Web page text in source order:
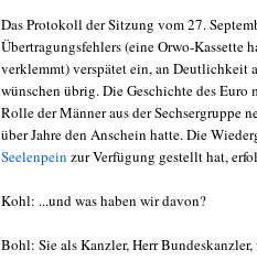
Das Protokoll der Sitzung vom 27.
Übertragungsfehlers (eine Orwo-Kassette
verklemmt) verspätet ein, an Deutlichkeit
wünschen übrig. Die Geschichte des
Rolle der Männer aus der Sechsergruppe
über Jahre den Anschein hatte. Die
Seelenpein zur Verfügung gestellt hat,
Kohl: ...und was haben wir davon?
Bohl: Sie als Kanzler, Herr